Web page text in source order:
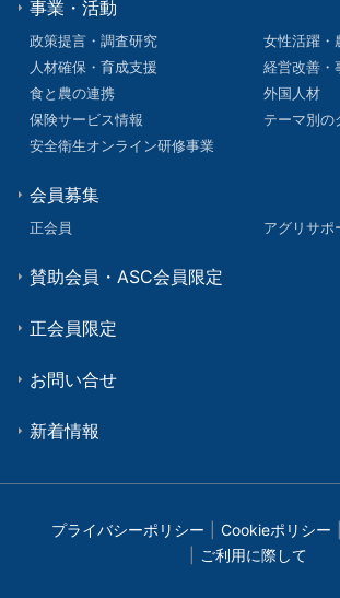
事業・活動
政策提言・調査研究
女性活躍・
人材確保・育成支援
経営改善・
食と農の連携
外国人材
保険サービス情報
テーマ別の
安全衛生オンライン研修事業
会員募集
正会員 アグリサポ
賛助会員・ASC会員限定
正会員限定
お問い合せ
新着情報
プライバシーポリシー Cookieポリシー
ご利用に際して